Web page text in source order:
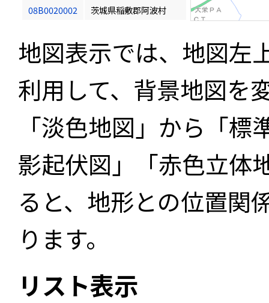
08B0020002
茨城県稲敷郡阿波村
地図表示では、地図左
利用して、背景地図を
「淡色地図」から「
影起伏図」「赤色立体
ると、地形との位置関
ります。
リスト表示